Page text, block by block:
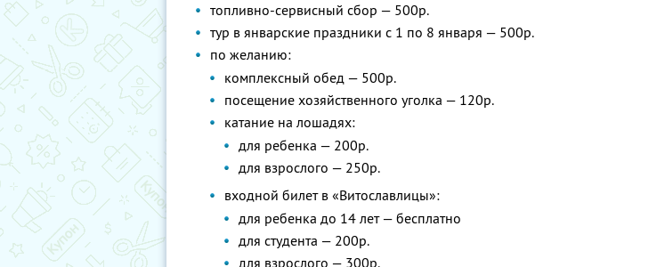
топливно-сервисный сбор — 500р.
тур в январские праздники с 1 по 8 января — 500р.
по желанию:
комплексный обед — 500р.
посещение хозяйственного уголка — 120р.
катание на лошадях:
для ребенка — 200р.
для взрослого — 250р.
входной билет в «Витославлицы»:
для ребенка до 14 лет — бесплатно
для студента — 200р.
для взрослого — 300р.